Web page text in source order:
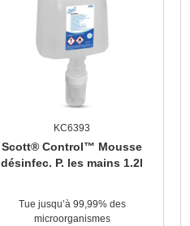
KC6393
Scott® Control™ Mousse
désinfec. P. les mains 1.2l
Tue jusqu’à 99,99% des
microorganismes